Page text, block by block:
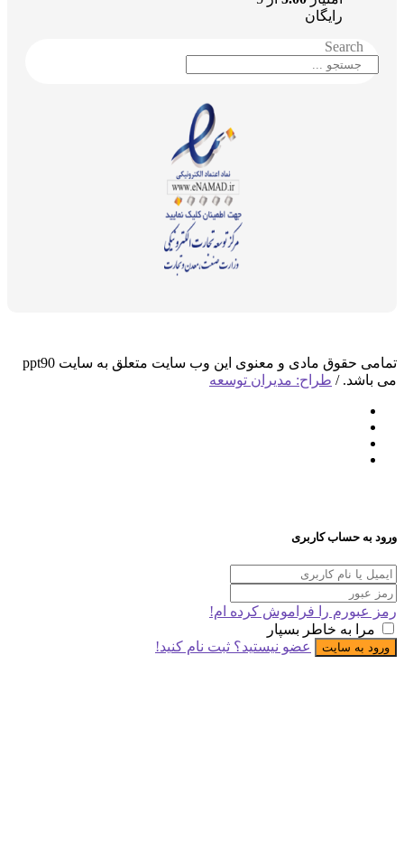
تمامی حقوق مادی و معنوی این وب سایت متعلق به سایت ppt90
/ طراح: مدیران توسعه
حساب کاربری
را فراموش کرده ام!
به خاطر بسپار
سایت عضو نیستید؟ ثبت نام کنید!